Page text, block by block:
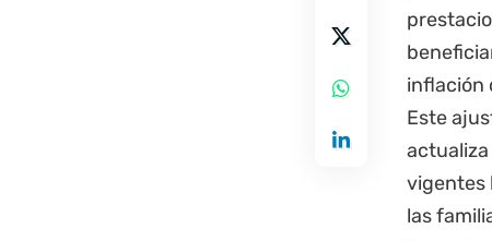
inflación
Este
vigentes
las